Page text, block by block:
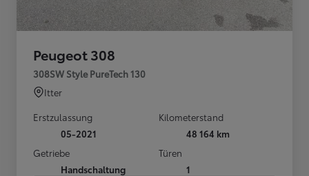
Peugeot 308
308SW Style PureTech 130
Itter
Erstzulassung
05-2021
Kilometerstand
48 164 km
Getriebe
Handschaltung
Türen
1